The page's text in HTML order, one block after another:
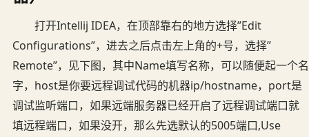
打开Intellij IDEA，在顶部靠右的地方选择”Edit
Configurations”，进去之后点击左上角的+号，选择”
Remote”，见下图，其中Name填写名称，可以随便起一个名
字，host是你要远程调试代码的机器ip/hostname，port是
调试监听端口，如果远端服务器已经开启了远程调试端口就
填远程端口，如果没开，那么先选默认的5005端口,Use